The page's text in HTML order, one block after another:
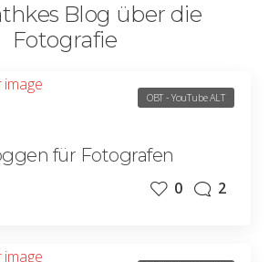
Blog über die
Fotografie
OBT - YouTube ALT
für Fotografen
0 2